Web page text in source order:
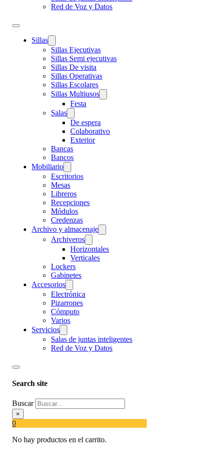
Red de Voz y Datos
Sillas
Sillas Ejecutivas
Sillas Semi ejecutivas
Sillas De visita
Sillas Operativas
Sillas Escolares
Sillas Multiusos
Festa
Salas
De espera
Colaborativo
Exterior
Bancas
Bancos
Mobiliario
Escritorios
Mesas
Libreros
Recepciones
Módulos
Credenzas
Archivo y almacenaje
Archiveros
Horizontales
Verticales
Lockers
Gabinetes
Accesorios
Electrónica
Pizarrones
Cómputo
Varios
Servicios
Salas de juntas inteligentes
Red de Voz y Datos
Search site
Buscar
×
0
No hay productos en el carrito.